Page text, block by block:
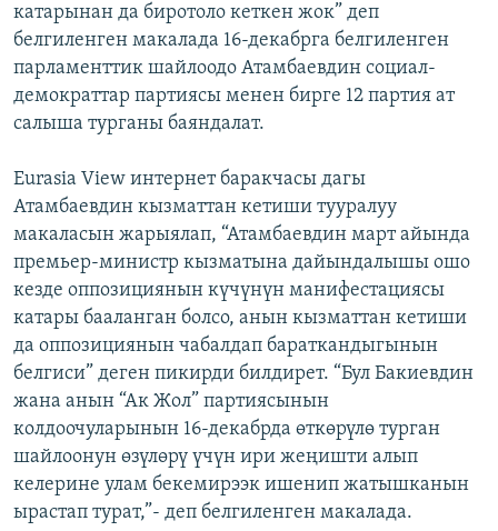
катарынан да биротоло кеткен жок” деп
белгиленген макалада 16-декабрга белгиленген
парламенттик шайлоодо Атамбаевдин социал-
демократтар партиясы менен бирге 12 партия ат
салыша турганы баяндалат.
Eurasia View интернет баракчасы дагы
Атамбаевдин кызматтан кетиши тууралуу
макаласын жарыялап, “Атамбаевдин март айында
премьер-министр кызматына дайындалышы ошо
кезде оппозициянын күчүнүн манифестациясы
катары бааланган болсо, анын кызматтан кетиши
да оппозициянын чабалдап бараткандыгынын
белгиси” деген пикирди билдирет. “Бул Бакиевдин
жана анын “Ак Жол” партиясынын
колдоочуларынын 16-декабрда өткөрүлө турган
шайлоонун өзүлөрү үчүн ири жеңишти алып
келерине улам бекемирээк ишенип жатышканын
ырастап турат,”- деп белгиленген макалада.